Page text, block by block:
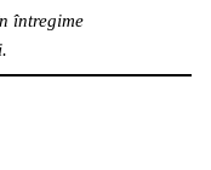
întregime